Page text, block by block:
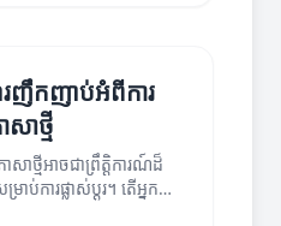
កញាប់អំពីការ
សាថ្មី
ាសាថ្មីអាចជាព្រឹត្តិការណ៍ដ៏
ាប់ការផ្លាស់ប្តូរ។ តើអ្នក
វីខ្លះទាក់ទងនឹងការរៀន